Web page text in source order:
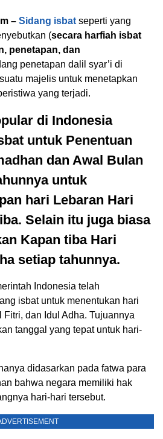
– Sidang isbat seperti yang
(secara harfiah isbat
penetapan, dan
penetapan dalil syar’i di
majelis untuk menetapkan
yang terjadi.
di Indonesia
untuk Penentuan
dan Awal Bulan
untuk
hari Lebaran Hari
Selain itu juga biasa
Kapan tiba Hari
setiap tahunnya.
Indonesia telah
isbat untuk menentukan hari
Fitri, dan Idul Adha. Tujuannya
tanggal yang tepat untuk hari-
didasarkan pada fatwa para
bahwa negara memiliki hak
hari-hari tersebut.